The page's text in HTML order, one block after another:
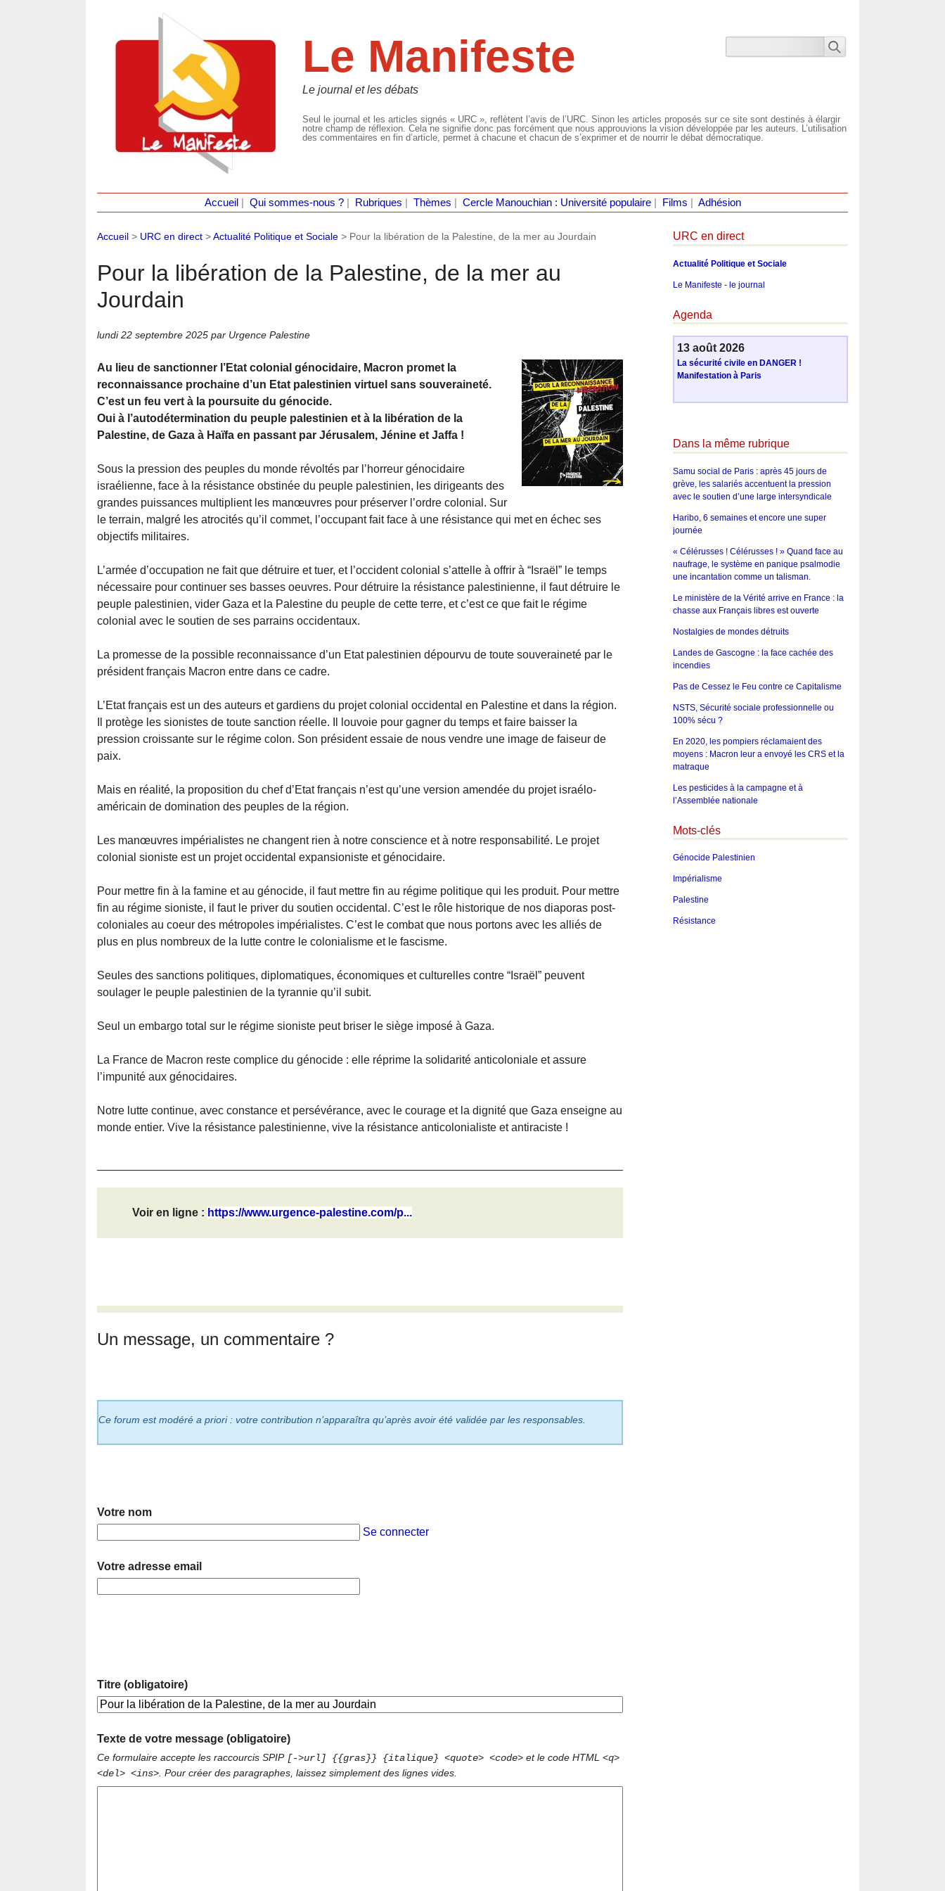
Le Manifeste
Le journal et les débats
Seul le journal et les articles signés « URC », reflètent l’avis de l’URC. Sinon les articles proposés sur ce site sont destinés à élargir
notre champ de réflexion. Cela ne signifie donc pas forcément que nous approuvions la vision développée par les auteurs. L’utilisation
des commentaires en fin d’article, permet à chacune et chacun de s’exprimer et de nourrir le débat démocratique.
Accueil Qui sommes-nous ?| Rubriques Thèmes Cercle Manouchian : Université populaire| Films Adhésion
Accueil > URC en direct >Actualité Politique et Sociale > Pour la libération de la Palestine, de la mer au Jourdain
Pour la libération de la Palestine, de la mer au
Jourdain
lundi 22 septembre 2025 par Urgence Palestine
Au lieu de sanctionner l’Etat colonial génocidaire, Macron promet la
reconnaissance prochaine d’un Etat palestinien virtuel sans souveraineté.
C’est un feu vert à la poursuite du génocide.
Oui à l’autodétermination du peuple palestinien et à la libération de la
Palestine, de Gaza à Haïfa en passant par Jérusalem, Jénine et Jaffa !
Sous la pression des peuples du monde révoltés par l’horreur génocidaire
israélienne, face à la résistance obstinée du peuple palestinien, les dirigeants des
grandes puissances multiplient les manœuvres pour préserver l’ordre colonial. Sur
le terrain, malgré les atrocités qu’il commet, l’occupant fait face à une résistance qui met en échec ses
objectifs militaires.
L’armée d’occupation ne fait que détruire et tuer, et l’occident colonial s’attelle à offrir à “Israël” le temps
nécessaire pour continuer ses basses oeuvres. Pour détruire la résistance palestinienne, il faut détruire le
peuple palestinien, vider Gaza et la Palestine du peuple de cette terre, et c’est ce que fait le régime
colonial avec le soutien de ses parrains occidentaux.
La promesse de la possible reconnaissance d’un Etat palestinien dépourvu de toute souveraineté par le
président français Macron entre dans ce cadre.
L’Etat français est un des auteurs et gardiens du projet colonial occidental en Palestine et dans la région.
Il protège les sionistes de toute sanction réelle. Il louvoie pour gagner du temps et faire baisser la
pression croissante sur le régime colon. Son président essaie de nous vendre une image de faiseur de
paix.
Mais en réalité, la proposition du chef d’Etat français n’est qu’une version amendée du projet israélo-
américain de domination des peuples de la région.
Les manœuvres impérialistes ne changent rien à notre conscience et à notre responsabilité. Le projet
colonial sioniste est un projet occidental expansioniste et génocidaire.
Pour mettre fin à la famine et au génocide, il faut mettre fin au régime politique qui les produit. Pour mettre
fin au régime sioniste, il faut le priver du soutien occidental. C’est le rôle historique de nos diaporas post-
coloniales au coeur des métropoles impérialistes. C’est le combat que nous portons avec les alliés de
plus en plus nombreux de la lutte contre le colonialisme et le fascisme.
Seules des sanctions politiques, diplomatiques, économiques et culturelles contre “Israël” peuvent
soulager le peuple palestinien de la tyrannie qu’il subit.
Seul un embargo total sur le régime sioniste peut briser le siège imposé à Gaza.
La France de Macron reste complice du génocide : elle réprime la solidarité anticoloniale et assure
l’impunité aux génocidaires.
Notre lutte continue, avec constance et persévérance, avec le courage et la dignité que Gaza enseigne au
monde entier. Vive la résistance palestinienne, vive la résistance anticolonialiste et antiraciste !
Voir en ligne : https://www.urgence-palestine.com/p...
Un message, un commentaire ?
Ce forum est modéré a priori : votre contribution n’apparaîtra qu’après avoir été validée par les responsables.
Votre nom
Se connecter
Votre adresse email
Titre (obligatoire)
Texte de votre message (obligatoire)
Ce formulaire accepte les raccourcis SPIP [->url] {{gras}} {italique} <quote> <code> et le code HTML <q>
<del> <ins> . Pour créer des paragraphes, laissez simplement des lignes vides.
URC en direct
Actualité Politique et Sociale
Le Manifeste - le journal
Agenda
13 août 2026
La sécurité civile en DANGER !
Manifestation à Paris
Dans la même rubrique
Samu social de Paris : après 45 jours de
grève, les salariés accentuent la pression
avec le soutien d’une large intersyndicale
Haribo, 6 semaines et encore une super
journée
« Célérusses ! Célérusses ! » Quand face au
naufrage, le système en panique psalmodie
une incantation comme un talisman.
Le ministère de la Vérité arrive en France : la
chasse aux Français libres est ouverte
Nostalgies de mondes détruits
Landes de Gascogne : la face cachée des
incendies
Pas de Cessez le Feu contre ce Capitalisme
NSTS, Sécurité sociale professionnelle ou
100% sécu ?
En 2020, les pompiers réclamaient des
moyens : Macron leur a envoyé les CRS et la
matraque
Les pesticides à la campagne et à
l’Assemblée nationale
Mots-clés
Génocide Palestinien
Impérialisme
Palestine
Résistance